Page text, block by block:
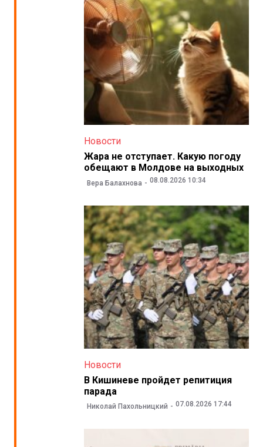
Новости
Жара не отступает. Какую погоду
обещают в Молдове на выходных
Вера Балахнова 08.08.2026 10:34
Новости
В Кишиневе пройдет репитиция
парада
Николай Пахольницкий 07.08.2026 17:44